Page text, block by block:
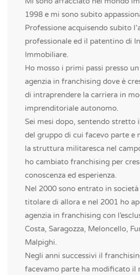
1998 e mi sono subito
Professione acquisendo subito
professionale ed il patentino di
Immobiliare.
Ho mosso i primi passi presso
agenzia in franchising dove è
di intraprendere la carriera in
imprenditoriale autonomo.
Sei mesi dopo, sentendo stretto
del gruppo di cui facevo parte e
la struttura militaresca nel
ho cambiato franchising per
conoscenza ed esperienza.
Nel 2000 sono entrato in
titolare di allora e nel 2001 ho
agenzia in franchising con
Costa, Saragozza, Meloncello,
Malpighi.
Negli anni successivi il
facevamo parte ha modificato il